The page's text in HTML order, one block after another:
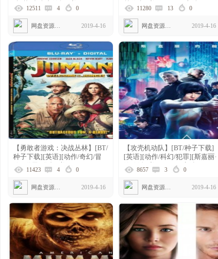
[凯莉·麦克唐纳辉][美国]
[1080P]
12511 4 0
网盘资源下载 2019-4-16
赫德森][美国][1080P高清]
11280 13 0
网盘资源下载 2019-4-16
【勇敢者游戏：决战丛林】[BT/
种子下载][英语][动作/奇幻/冒
险][道恩·强森][美国][1080P]
11423 4 0
网盘资源下载 2019-4-16
【攻壳机动队】[BT/种子下载]
[英语][动作/科幻/犯罪][斯嘉丽·
约翰逊][美国]1080P高清]
8657 3 0
网盘资源下载 2019-4-16